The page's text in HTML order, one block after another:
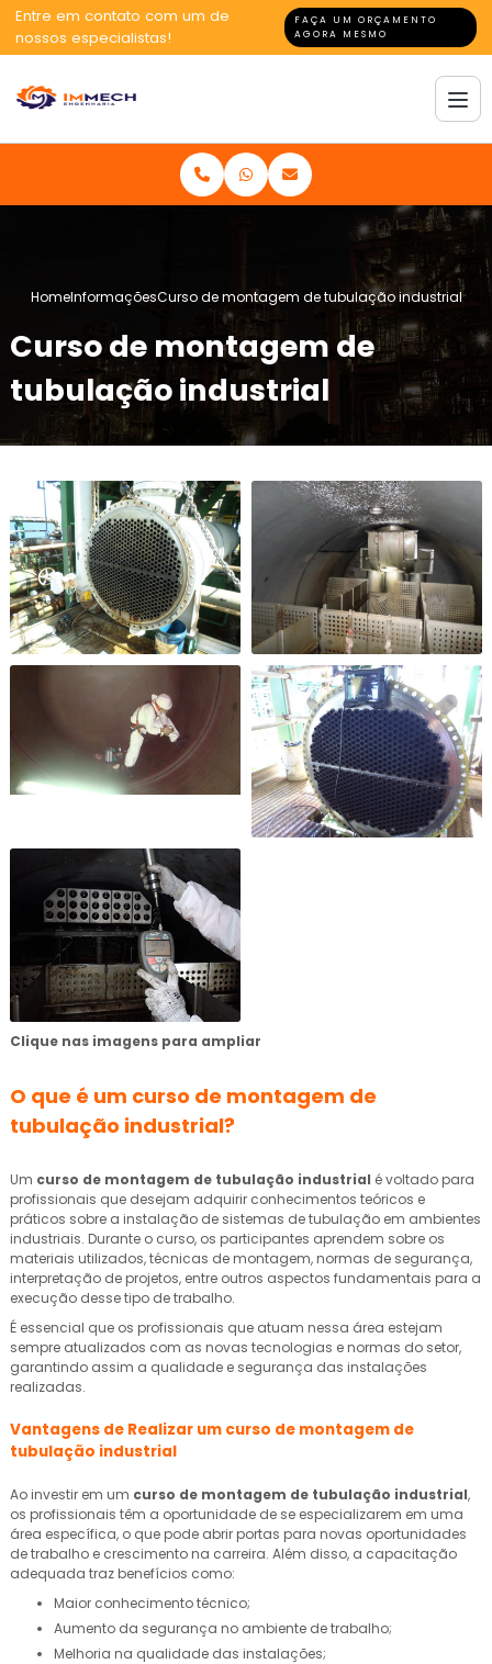
Entre em contato com um de
nossos especialistas!
FAÇA UM ORÇAMENTO
AGORA MESMO
HomeInformaçõesCurso de montagem de tubulação industrial
Curso de montagem de
tubulação industrial
Clique nas imagens para ampliar
O que é um curso de montagem de
tubulação industrial?
Um curso de montagem de tubulação industrial é voltado para
profissionais que desejam adquirir conhecimentos teóricos e
práticos sobre a instalação de sistemas de tubulação em ambientes
industriais. Durante o curso, os participantes aprendem sobre os
materiais utilizados, técnicas de montagem, normas de segurança,
interpretação de projetos, entre outros aspectos fundamentais para a
execução desse tipo de trabalho.
É essencial que os profissionais que atuam nessa área estejam
sempre atualizados com as novas tecnologias e normas do setor,
garantindo assim a qualidade e segurança das instalações
realizadas.
Vantagens de Realizar um curso de montagem de
tubulação industrial
Ao investir em um curso de montagem de tubulação industrial,
os profissionais têm a oportunidade de se especializarem em uma
área específica, o que pode abrir portas para novas oportunidades
de trabalho e crescimento na carreira. Além disso, a capacitação
adequada traz benefícios como:
Maior conhecimento técnico;
Aumento da segurança no ambiente de trabalho;
Melhoria na qualidade das instalações;